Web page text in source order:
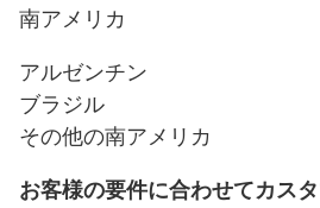
南アメリカ
アルゼンチン
ブラジル
その他の南アメリカ
お客様の要件に合わせてカス